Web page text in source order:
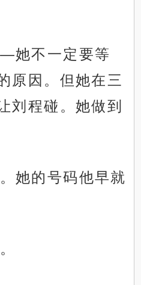
她不一定要等
原因。但她在三
刘程碰。她做到
她的号码他早就